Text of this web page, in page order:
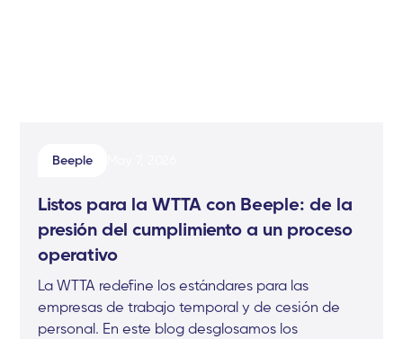
Beeple
Listos para la WTTA con Beeple: de la
presión del cumplimiento a un proceso
operativo
La WTTA redefine los estándares para las
empresas de trabajo temporal y de cesión de
personal. En este blog desglosamos los